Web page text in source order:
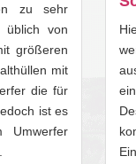
zu sehr
üblich von
größeren
mit
die für
ist es
Umwerfer